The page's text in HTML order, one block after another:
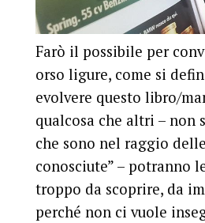
Farò il possibile per
orso ligure, come si
evolvere questo libro/
qualcosa che altri – non
che sono nel raggio
conosciute” – potranno
troppo da scoprire, da
perché non ci vuole